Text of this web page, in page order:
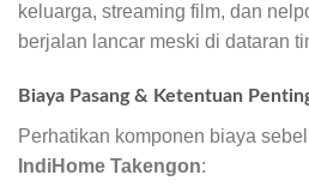
keluarga, streaming film, dan
berjalan lancar meski di dataran
Biaya Pasang & Ketentuan
Perhatikan komponen biaya
IndiHome Takengon: